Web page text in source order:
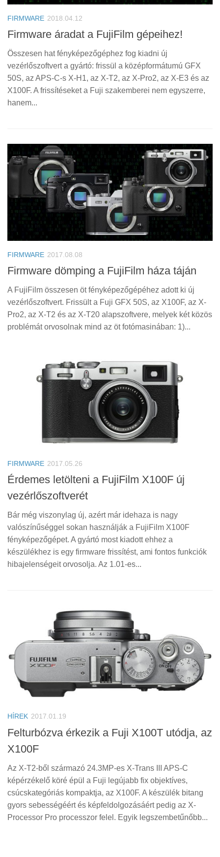
FIRMWARE 2018.04.12
Firmware áradat a FujiFilm gépeihez!
Összesen hat fényképezőgéphez fog kiadni új
vezérlőszoftvert a gyártó: frissül a középformátumú GFX
50S, az APS-C-s X-H1, az X-T2, az X-Pro2, az X-E3 és az
X100F. A frissítéseket a Fuji szakemberei nem egyszerre,
hanem...
FIRMWARE 2017.08.08
Firmware dömping a FujiFilm háza táján
A FujiFilm összesen öt fényképezőgépéhez adott ki új
vezérlőszoftvert. Frissült a Fuji GFX 50S, az X100F, az X-
Pro2, az X-T2 és az X-T20 alapszoftvere, melyek két közös
problémát orvosolnak mind az öt fotómasinában: 1)...
FIRMWARE 2017.05.26
Érdemes letölteni a FujiFilm X100F új
vezérlőszoftverét
Bár még viszonylag új, azért már idehaza is nagy
valószínűséggel sokan használják a FujiFilm X100F
fényképezőgépet. A gyártó most kiadott ehhez a
készülékhez is egy firmware frissítést, ami fontos funkciók
hibajelenségeit orvosolja. Az 1.01-es...
HÍREK 2017.01.19
Felturbózva érkezik a Fuji X100T utódja, az
X100F
Az X-T2-ből származó 24.3MP-es X-Trans III APS-C
képérzékelő köré épül a Fuji legújabb fix objektíves,
csúcskategóriás kompaktja, az X100F. A készülék bitang
gyors sebességéért és képfeldolgozásáért pedig az X-
Processor Pro processzor felel. Egyik legszembetűnőbb...